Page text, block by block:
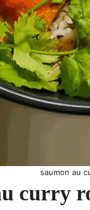
saumon au
curry